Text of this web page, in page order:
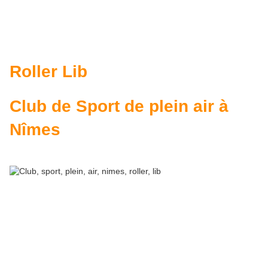
Roller Lib
Club de Sport de plein air à
Nîmes